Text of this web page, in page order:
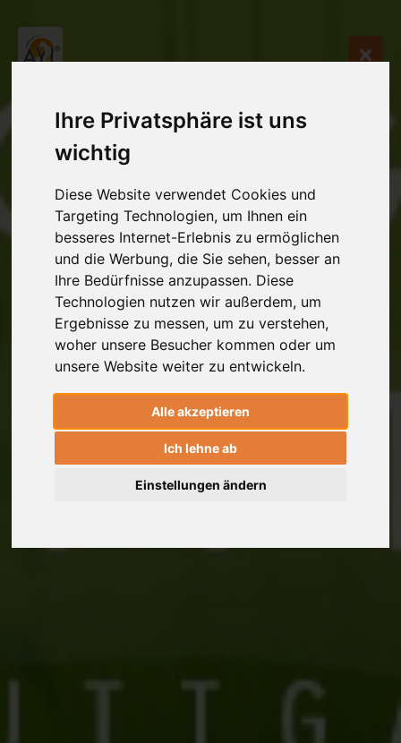
Ihre Privatsphäre ist uns
wichtig
Diese Website verwendet Cookies und
Targeting Technologien, um Ihnen ein
besseres Internet-Erlebnis zu ermöglichen
und die Werbung, die Sie sehen, besser an
Ihre Bedürfnisse anzupassen. Diese
Technologien nutzen wir außerdem, um
Ergebnisse zu messen, um zu verstehen,
woher unsere Besucher kommen oder um
unsere Website weiter zu entwickeln.
Alle akzeptieren
Ich lehne ab
Einstellungen ändern